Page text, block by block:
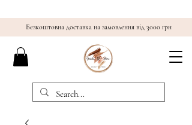
Безкоштовна доставка на замовлення від 3000 грн